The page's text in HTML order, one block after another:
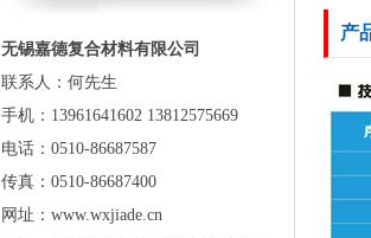
无锡嘉德复合材料有限公司
联系人：何先生
手机：13961641602 13812575669
电话：0510-86687587
传真：0510-86687400
网址：www.wxjiade.cn
产